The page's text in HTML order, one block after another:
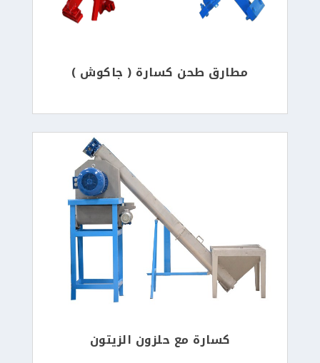
مطارق طحن كسارة ( جاكوش )
كسارة مع حلزون الزيتون